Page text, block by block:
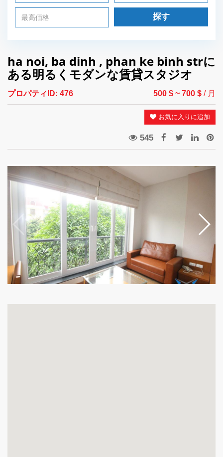
探す
ha noi, ba dinh , phan ke binh strに
ある明るくモダンな賃貸スタジオ
プロパティID: 476 500 $ ~ 700 $ / 月
お気に入りに追加
545